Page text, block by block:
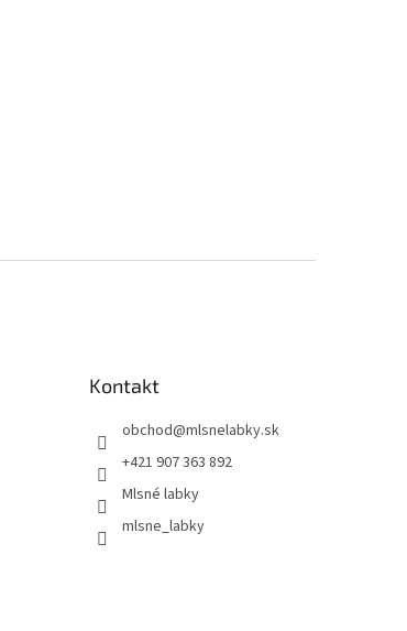
Kontakt
obchod@mlsnelabky.sk
+421 907 363 892
Mlsné labky
mlsne_labky